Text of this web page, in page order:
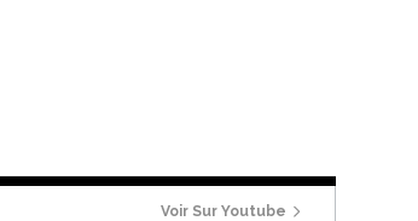
Voir Sur Youtube